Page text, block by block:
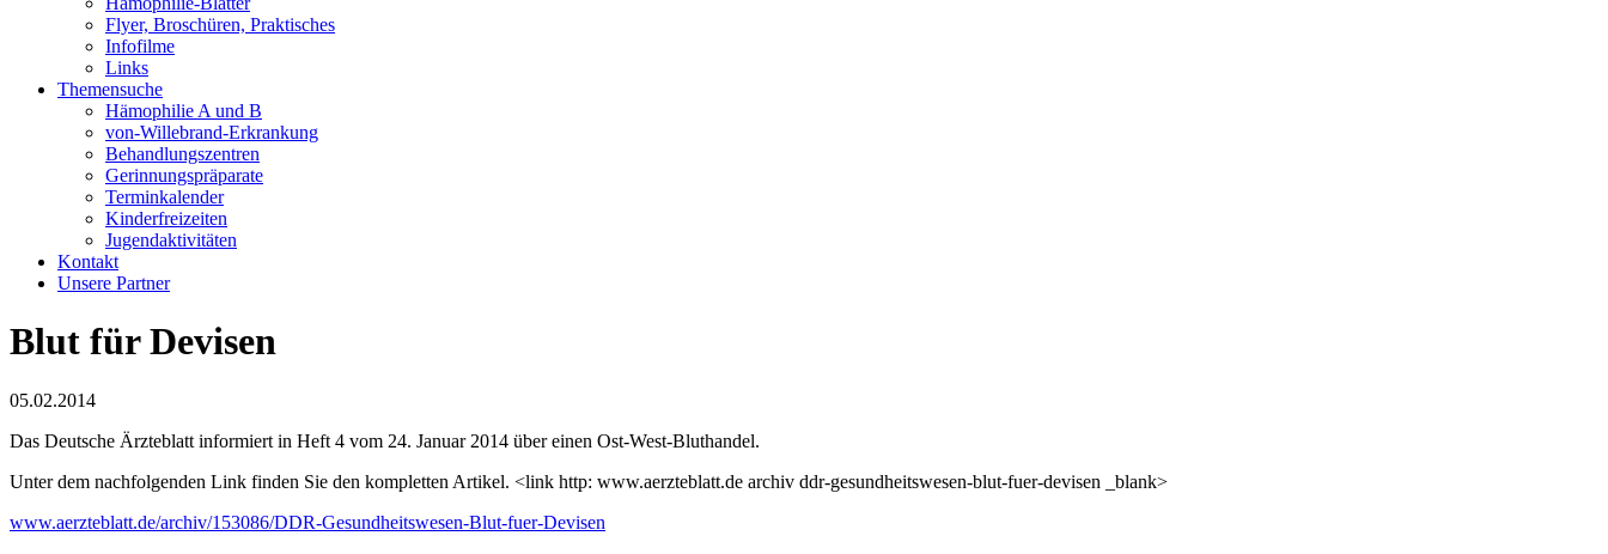
Flyer, Broschüren, Praktisches
Infofilme
Links
Themensuche
Hämophilie A und B
von-Willebrand-Erkrankung
Behandlungszentren
Gerinnungspräparate
Terminkalender
Kinderfreizeiten
Jugendaktivitäten
Kontakt
Unsere Partner
Blut für Devisen
05.02.2014
Das Deutsche Ärzteblatt informiert in Heft 4 vom 24. Januar 2014 über einen Ost-West-Bluthandel.
Unter dem nachfolgenden Link finden Sie den kompletten Artikel. <link http: www.aerzteblatt.de archiv ddr-gesundheitswesen-blut-fuer-devisen _blank>
www.aerzteblatt.de/archiv/153086/DDR-Gesundheitswesen-Blut-fuer-Devisen